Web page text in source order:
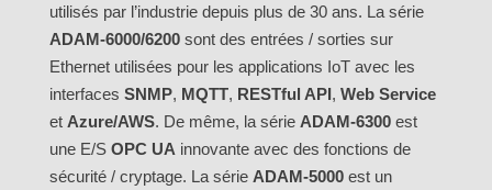
6060
utilisés par l’industrie depuis plus de 30 ans. La série
ADAM-6000/6200sont des entrées / sorties sur
Ethernet utilisées pour les applications IoT avec les
interfaces SNMP, MQTT, RESTful API, Web Service
et Azure/AWS. De même, la série ADAM-6300est
une E/S OPC UA innovante avec des fonctions de
sécurité / cryptage. La série ADAM-5000est un